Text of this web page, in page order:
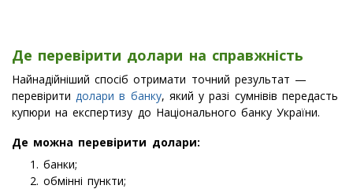
Де перевірити долари на справжність
Найнадійніший спосіб отримати точний результат —
перевірити долари в банку, який у разі сумнівів передасть
купюри на експертизу до Національного банку України.
Де можна перевірити долари:
банки;
обмінні пункти;